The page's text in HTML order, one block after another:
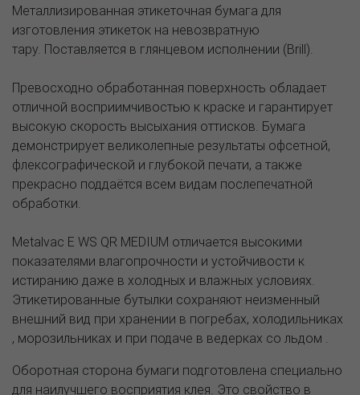
Металлизированная этикеточная бумага для
изготовления этикеток на невозвратную
тару. Поставляется в глянцевом исполнении (Brill).
Превосходно обработанная поверхность обладает
отличной восприимчивостью к краске и гарантирует
высокую скорость высыхания оттисков. Бумага
демонстрирует великолепные результаты офсетной,
флексографической и глубокой печати, а также
прекрасно поддаётся всем видам послепечатной
обработки.
Metalvac E WS QR MEDIUM отличается высокими
показателями влагопрочности и устойчивости к
истиранию даже в холодных и влажных условиях.
Этикетированные бутылки сохраняют неизменный
внешний вид при хранении в погребах, холодильниках
, морозильниках и при подаче в ведерках со льдом .
Оборотная сторона бумаги подготовлена специально
для наилучшего восприятия клея. Это свойство в